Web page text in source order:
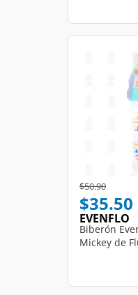
Price reduced
$50.90to
$35.50
EVENFLO
Biberón
Mickey de